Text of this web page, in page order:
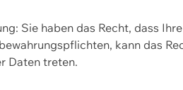
Sie haben das Recht, dass
kann das
Daten treten.